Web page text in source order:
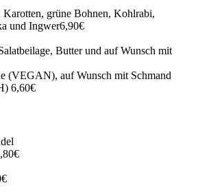
Karotten, grüne Bohnen, Kohlrabi,
und Ingwer6,90€
Butter und auf Wunsch mit
(VEGAN), auf Wunsch mit Schmand
6,60€